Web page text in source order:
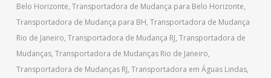
Belo Horizonte, Transportadora de Mudança para Belo Horizonte,
Transportadora de Mudança para BH, Transportadora de Mudança
Rio de Janeiro, Transportadora de Mudança RJ, Transportadora de
Mudanças, Transportadora de Mudanças Rio de Janeiro,
Transportadora de Mudanças RJ, Transportadora em Águas Lindas,